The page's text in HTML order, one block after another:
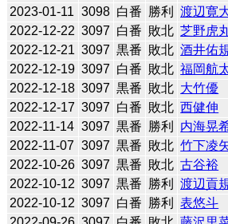
2023-01-11 3098 白番 勝利 渡辺寛
2022-12-22 3097 白番 敗北 芝野虎
2022-12-21 3097 黒番 敗北 酒井佑
2022-12-19 3097 白番 敗北 福岡航
2022-12-18 3097 黒番 敗北 大竹優
2022-12-17 3097 白番 敗北 西健伸
2022-11-14 3097 黒番 勝利 内海晃
2022-11-07 3097 黒番 敗北 竹下凌
2022-10-26 3097 黒番 敗北 古谷裕
2022-10-12 3097 黒番 勝利 渡辺貢
2022-10-12 3097 白番 勝利 表悠斗